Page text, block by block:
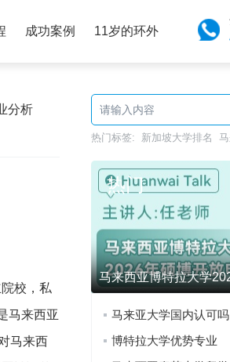
成功案例 11岁的环外
分析
校，私
马来西亚
马来西
热门标签: 新加坡大学排名
热门
马来西亚博特拉大学
马来亚大学国内认可吗
博特拉大学优势专业